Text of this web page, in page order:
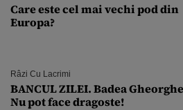
Care este cel mai vechi pod din
Europa?
Râzi Cu Lacrimi
BANCUL ZILEI. Badea
Nu pot face dragoste!